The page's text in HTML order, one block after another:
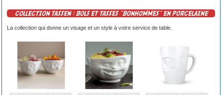
COLLECTION TASSEN : BOLS ET TASSES "BONHOMMES" EN PORCELAINE
La collection qui donne un visage et un style à votre service de table.